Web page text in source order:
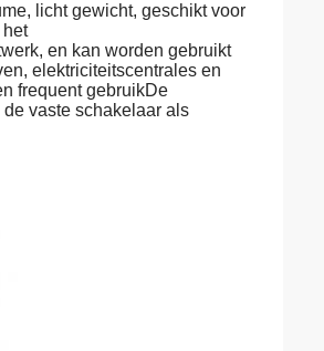
licht gewicht, geschikt voor
en kan worden gebruikt
elektriciteitscentrales en
frequent gebruikDe
vaste schakelaar als